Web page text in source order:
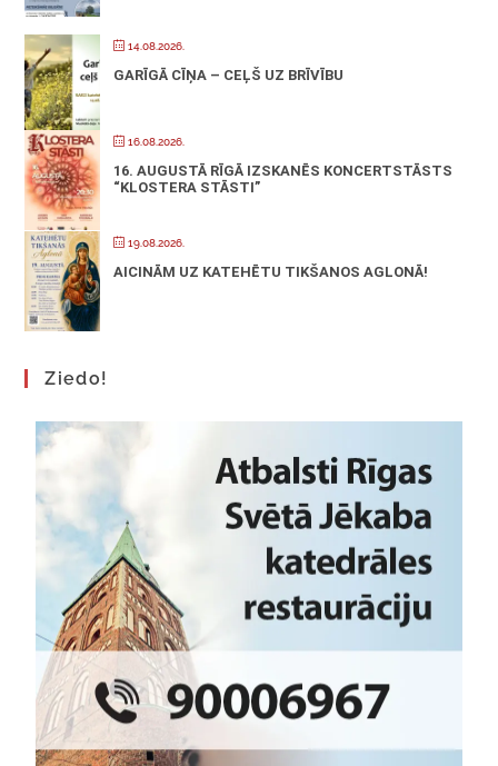
14.08.2026.
GARĪGĀ CĪŅA – CEĻŠ UZ BRĪVĪBU
16.08.2026.
16. AUGUSTĀ RĪGĀ IZSKANĒS KONCERTSTĀSTS
“KLOSTERA STĀSTI”
19.08.2026.
AICINĀM UZ KATEHĒTU TIKŠANOS AGLONĀ!
Ziedo!